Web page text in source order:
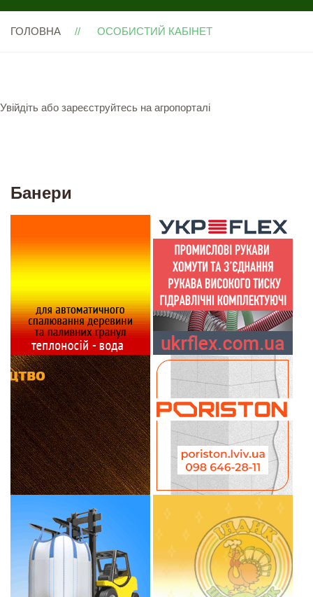
ГОЛОВНА ОСОБИСТИЙ КАБІНЕТ
Увійдіть або зареєструйтесь на агропорталі
Банери